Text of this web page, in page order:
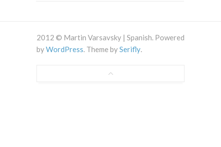
2012 © Martin Varsavsky | Spanish. Powered
byWordPress. Theme bySerifly.